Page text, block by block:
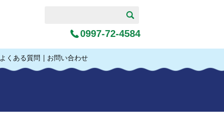
0997-72-4584
よくある質問 お問い合わせ